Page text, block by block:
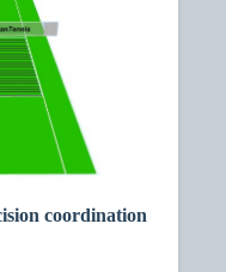
coordination